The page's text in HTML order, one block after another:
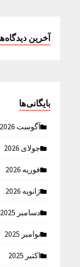
آخرین
بایگانی‌ها
آگوست 2026
جولای 2026
فوریه 2026
ژانویه 2026
دسامبر 2025
نوامبر 2025
اکتبر 2025